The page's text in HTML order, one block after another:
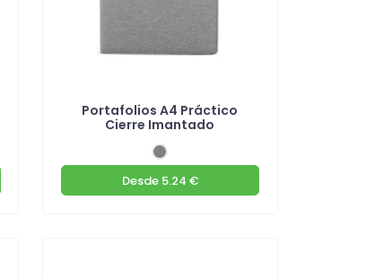
Portafolios A4 Práctico
Cierre Imantado
Desde5.24 €